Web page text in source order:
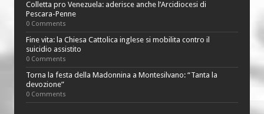
Colletta pro Venezuela: aderisce anche l’Arcidiocesi di
Pescara-Penne
0 Comments
Fine vita: la Chiesa Cattolica inglese si mobilita contro il
suicidio assistito
0 Comments
Torna la festa della Madonnina a Montesilvano: “Tanta la
devozione”
0 Comments